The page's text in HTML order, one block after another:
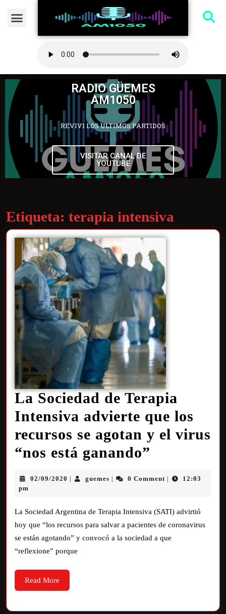
RADIO GÜEMES
AM1050
REVIVI LOS ULTIMOS PARTIDOS
VISITAR CANAL DE
YOUTUBE
Etiqueta: terapia intensiva
La Sociedad de Terapia
Intensiva advierte que los
recursos se agotan y el virus
“nos está ganando”
02/09/2020 guemes 0 Comment
12:03
pm
La Sociedad Argentina de Terapia Intensiva (SATI) advirtió
hoy que “los recursos para salvar a pacientes de coronavirus
se están agotando” y convocó a la sociedad a que
“reflexione” porque
Read More